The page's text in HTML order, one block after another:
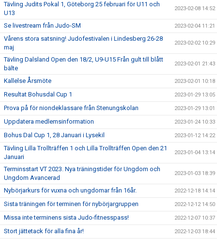
Tävling Judits Pokal 1, Göteborg 25 februari för U11 och
U13
2023-02-08 14:52
Se livestream från Judo-SM 2023-02-04 11:21
Vårens stora satsning! Judofestivalen i Lindesberg 26-28
maj
2023-02-02 10:29
Tävling Dalsland Open den 18/2, U9-U15 Från gult till blått
bälte
2023-02-01 21:43
Kallelse Årsmöte 2023-02-01 10:18
Resultat Bohusdal Cup 1 2023-01-29 13:05
Prova på för niondeklassare från Stenungskolan 2023-01-29 13:01
Uppdatera medlemsinformation 2023-01-24 10:33
Bohus Dal Cup 1, 28 Januari i Lysekil 2023-01-12 14:22
Tävling Lilla Trollträffen 1 och Lilla Trollträffen Open den 21
Januari
2023-01-04 13:14
Terminsstart VT 2023. Nya träningstider för Ungdom och
Ungdom Avancerad
2023-01-03 18:39
Nybörjarkurs för vuxna och ungdomar från 16år. 2022-12-18 14:14
Sista träningen för terminen för nybörjargruppen 2022-12-12 14:50
Missa inte terminens sista Judo-fitnesspass! 2022-12-07 10:37
Stort jättetack för alla fina år! 2022-12-03 18:44